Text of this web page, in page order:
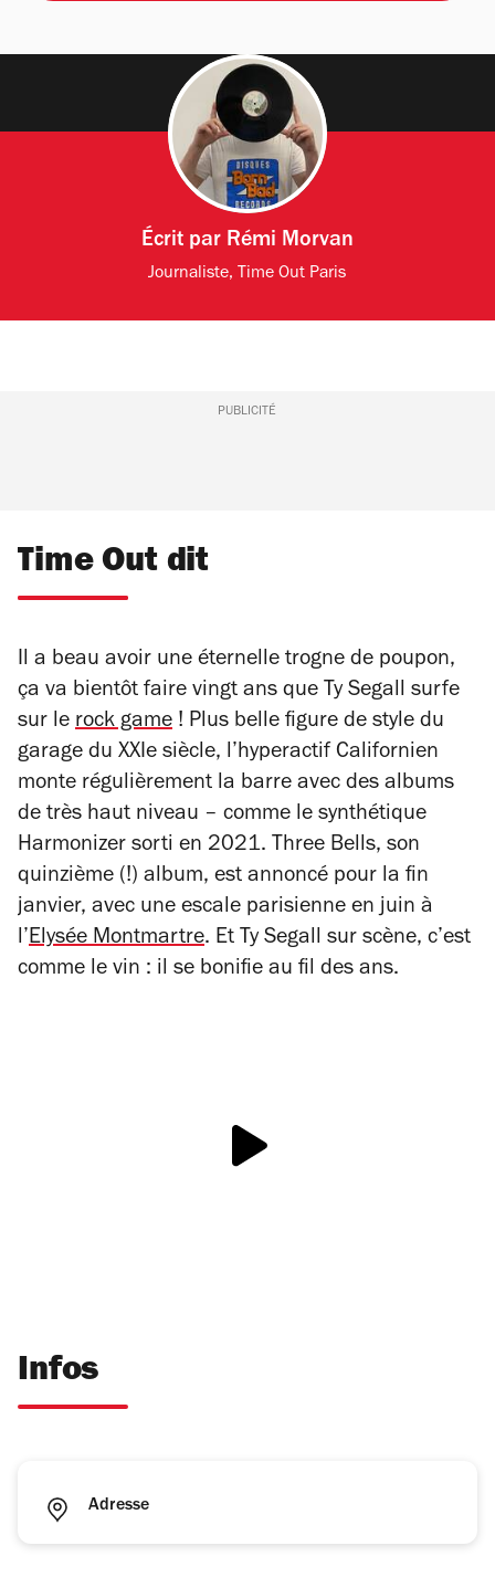
Écrit par Rémi Morvan
Journaliste, Time Out Paris
PUBLICITÉ
Time Out dit
Il a beau avoir une éternelle trogne de poupon,
ça va bientôt faire vingt ans que Ty Segall surfe
sur le rock game ! Plus belle figure de style du
garage du XXIe siècle, l’hyperactif Californien
monte régulièrement la barre avec des albums
de très haut niveau – comme le synthétique
Harmonizer sorti en 2021. Three Bells, son
quinzième (!) album, est annoncé pour la fin
janvier, avec une escale parisienne en juin à
l’Elysée Montmartre. Et Ty Segall sur scène, c’est
comme le vin : il se bonifie au fil des ans.
Infos
Adresse